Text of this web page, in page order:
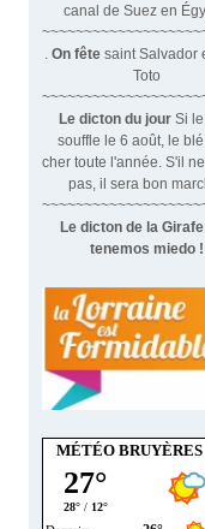
canal de Suez en
On fêtesaint Salvador
Toto
Le dicton du jour Si
souffle le 6 août, le
cher toute l'année. S'il
pas, il sera bon
Le dicton de la
tenemos miedo !
MÉTÉO BRUYÈRES